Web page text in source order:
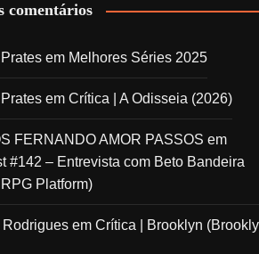
comentários
em Melhores Séries 2025
em Crítica | A Odisseia (2026)
FERNANDO AMOR PASSOS em
#142 – Entrevista com Beto Bandeira
Platform)
em Crítica | Brooklyn